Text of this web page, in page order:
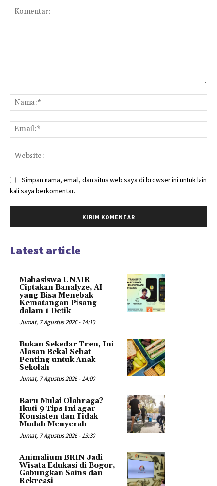
Simpan nama, email, dan situs web saya di browser ini untuk lain
kali saya berkomentar.
Latest article
Mahasiswa UNAIR
Ciptakan Banalyze, AI
yang Bisa Menebak
Kematangan Pisang
dalam 1 Detik
Jumat, 7 Agustus 2026 - 14:10
Bukan Sekedar Tren, Ini
Alasan Bekal Sehat
Penting untuk Anak
Sekolah
Jumat, 7 Agustus 2026 - 14:00
Baru Mulai Olahraga?
Ikuti 9 Tips Ini agar
Konsisten dan Tidak
Mudah Menyerah
Jumat, 7 Agustus 2026 - 13:30
Animalium BRIN Jadi
Wisata Edukasi di Bogor,
Gabungkan Sains dan
Rekreasi